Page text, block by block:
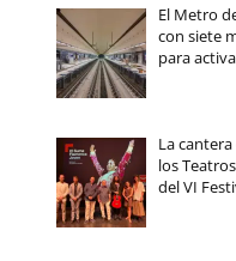
El Metro
con siete
para
La
los
del VI